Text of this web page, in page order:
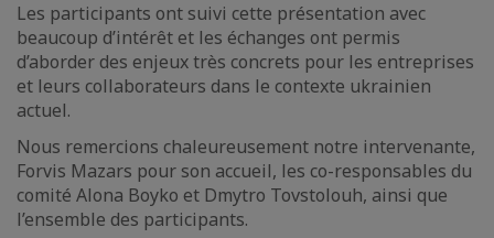
Les participants ont suivi cette présentation avec
beaucoup d’intérêt et les échanges ont permis
d’aborder des enjeux très concrets pour les entreprises
et leurs collaborateurs dans le contexte ukrainien
actuel.
Nous remercions chaleureusement notre intervenante,
Forvis Mazars pour son accueil, les co-responsables du
comité Alona Boyko et Dmytro Tovstolouh, ainsi que
l’ensemble des participants.